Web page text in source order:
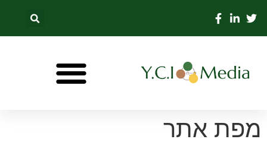
מפת אתר